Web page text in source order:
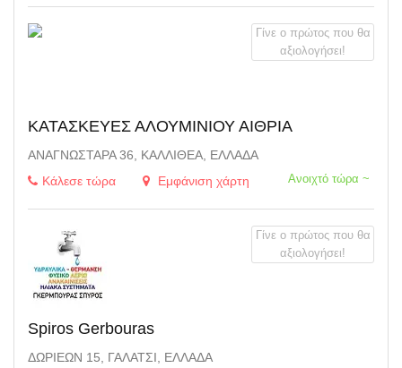
ΚΑΤΑΣΚΕΥΕΣ ΑΛΟΥΜΙΝΙΟΥ ΑΙΘΡΙΑ
ΑΝΑΓΝΩΣΤΑΡΆ 36, ΚΑΛΛΙΘΈΑ, ΕΛΛΆΔΑ
Κάλεσε τώρα
Εμφάνιση χάρτη Ανοιχτό τώρα ~
Γίνε ο πρώτος που θα
αξιολογήσει!
Spiros Gerbouras
ΔΩΡΙΈΩΝ 15, ΓΑΛΆΤΣΙ, ΕΛΛΆΔΑ
Γίνε ο πρώτος που θα
αξιολογήσει!